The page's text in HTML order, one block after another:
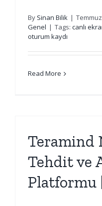
By Sinan Bilik |
Genel | Tags: canlı
oturum kaydı
Read More
Teramind
Tehdit ve
Platformu